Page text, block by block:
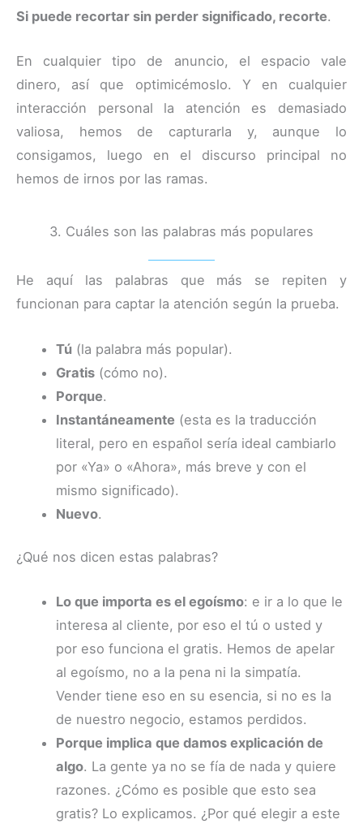
Si puede recortar sin perder significado, recorte.
En cualquier tipo de anuncio, el espacio vale
dinero, así que optimicémoslo. Y en cualquier
interacción personal la atención es demasiado
valiosa, hemos de capturarla y, aunque lo
consigamos, luego en el discurso principal no
hemos de irnos por las ramas.
3. Cuáles son las palabras más populares
He aquí las palabras que más se repiten y
funcionan para captar la atención según la prueba.
Tú (la palabra más popular).
Gratis (cómo no).
Porque.
Instantáneamente (esta es la traducción
literal, pero en español sería ideal cambiarlo
por «Ya» o «Ahora», más breve y con el
mismo significado).
Nuevo.
¿Qué nos dicen estas palabras?
Lo que importa es el egoísmo: e ir a lo que le
interesa al cliente, por eso el tú o usted y
por eso funciona el gratis. Hemos de apelar
al egoísmo, no a la pena ni la simpatía.
Vender tiene eso en su esencia, si no es la
de nuestro negocio, estamos perdidos.
Porque implica que damos explicación de
algo. La gente ya no se fía de nada y quiere
razones. ¿Cómo es posible que esto sea
gratis? Lo explicamos. ¿Por qué elegir a este